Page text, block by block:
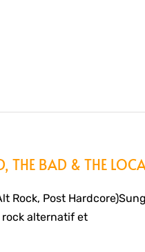
THE BAD & THE
Rock, Post
alternatif et